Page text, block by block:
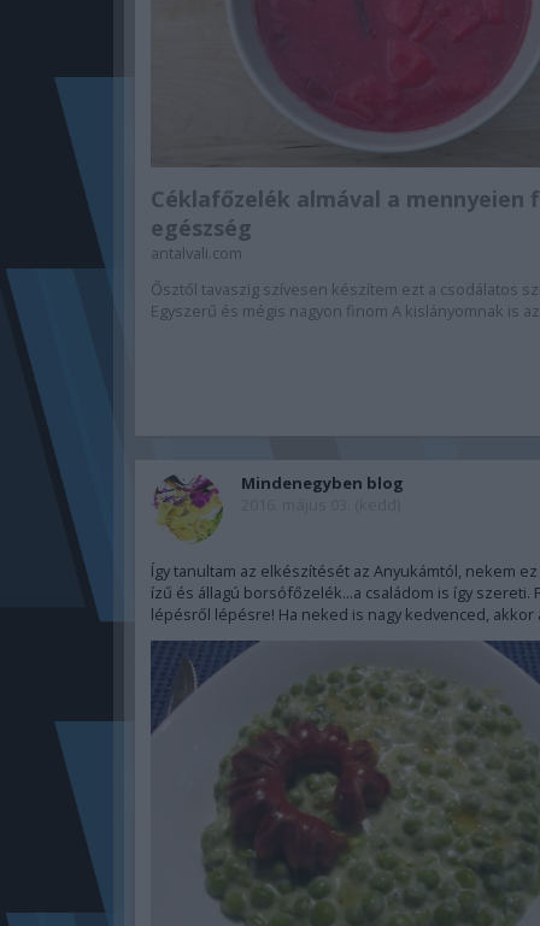
Céklafőzelék almával a mennyeien
egészség
antalvali.com
Ősztől tavaszig szívesen készítem ezt a csodálatos
Egyszerű és mégis nagyon finom A kislányomnak is
Mindenegyben blog
Így tanultam az elkészítését az Anyukámtól, nekem
ízű és állagú borsófőzelék...a családom is így szereti.
lépésről lépésre! Ha neked is nagy kedvenced, akkor